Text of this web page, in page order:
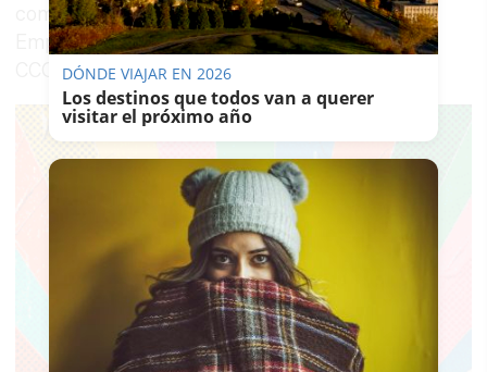
como han reprochado la Confederación de
Empresarios de Cádiz y los sindicatos UGT y
CCOO, entre otras organizaciones.
DÓNDE VIAJAR EN 2026
Los destinos que todos van a querer
visitar el próximo año